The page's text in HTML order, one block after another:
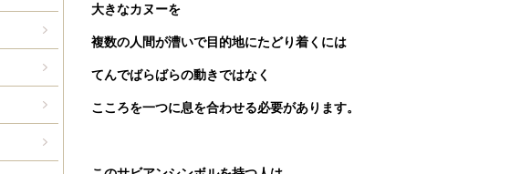
大きなカヌーを
複数の人間が漕いで目的地にたどり着くには
てんでばらばらの動きではなく
こころを一つに息を合わせる必要があります。